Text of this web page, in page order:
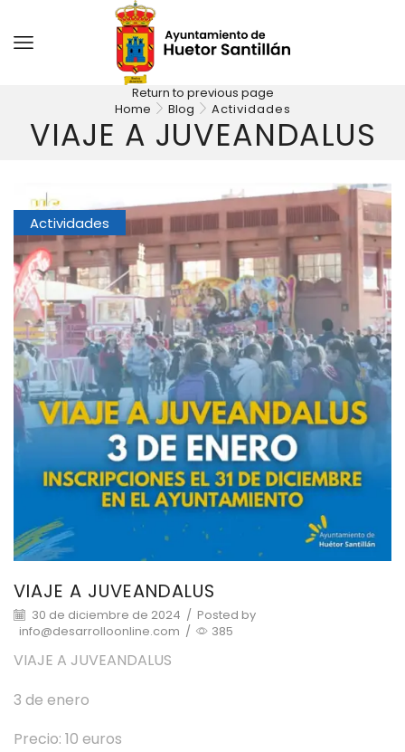
Return to previous page
Home
Blog Actividades
VIAJE A JUVEANDALUS
Actividades
VIAJE A JUVEANDALUS
30 de diciembre de 2024 / Posted by
info@desarrolloonline.com / 385
VIAJE A JUVEANDALUS
3 de enero
Precio: 10 euros